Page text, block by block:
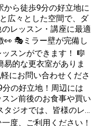
広々とした空間で、ダ
レッスン・講座に最適
スンができます！ 🎼
的な更衣室がありま
ン前後のお食事や買い
度、ご利用ください！